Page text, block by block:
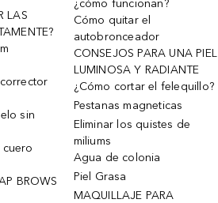
LAS
sin
cuero
BROWS
¿cómo funcionan?
Cómo quitar el
autobronceador
CONSEJOS PARA UNA PIEL
LUMINOSA Y RADIANTE
¿Cómo cortar el felequillo?
Pestanas magneticas
Eliminar los quistes de
miliums
Agua de colonia
Piel Grasa
MAQUILLAJE PARA